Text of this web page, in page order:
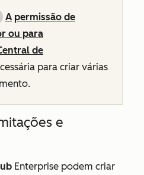
A permissão de
ou para
de
para criar várias
e
Enterprise podem criar